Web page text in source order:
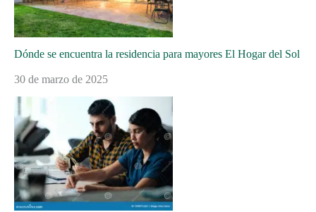
Dónde se encuentra la residencia para mayores El Hogar del Sol
30 de marzo de 2025